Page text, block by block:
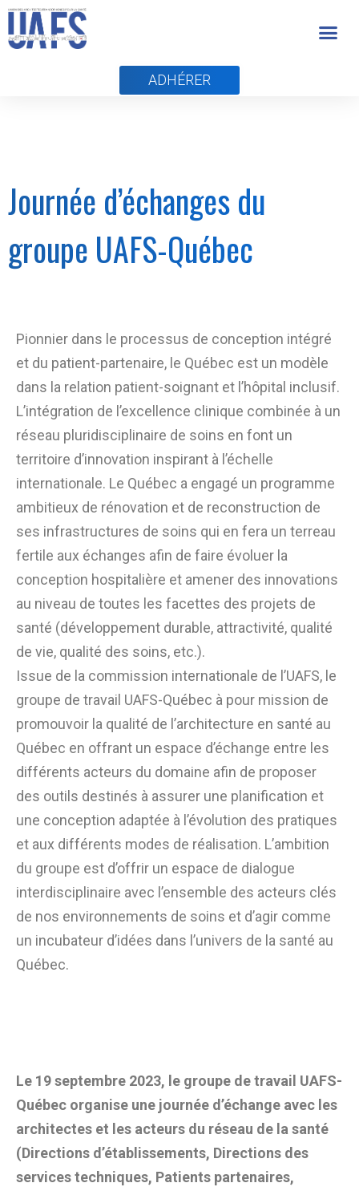
ADHÉRER
Journée d’échanges du
groupe UAFS-Québec
Pionnier dans le processus de conception intégré
et du patient-partenaire, le Québec est un modèle
dans la relation patient-soignant et l’hôpital inclusif.
L’intégration de l’excellence clinique combinée à un
réseau pluridisciplinaire de soins en font un
territoire d’innovation inspirant à l’échelle
internationale. Le Québec a engagé un programme
ambitieux de rénovation et de reconstruction de
ses infrastructures de soins qui en fera un terreau
fertile aux échanges afin de faire évoluer la
conception hospitalière et amener des innovations
au niveau de toutes les facettes des projets de
santé (développement durable, attractivité, qualité
de vie, qualité des soins, etc.).
Issue de la commission internationale de l’UAFS, le
groupe de travail UAFS-Québec à pour mission de
promouvoir la qualité de l’architecture en santé au
Québec en offrant un espace d’échange entre les
différents acteurs du domaine afin de proposer
des outils destinés à assurer une planification et
une conception adaptée à l’évolution des pratiques
et aux différents modes de réalisation. L’ambition
du groupe est d’offrir un espace de dialogue
interdisciplinaire avec l’ensemble des acteurs clés
de nos environnements de soins et d’agir comme
un incubateur d’idées dans l’univers de la santé au
Québec.
Le 19 septembre 2023, le groupe de travail UAFS-
Québec organise une journée d’échange avec les
architectes et les acteurs du réseau de la santé
(Directions d’établissements, Directions des
services techniques, Patients partenaires,